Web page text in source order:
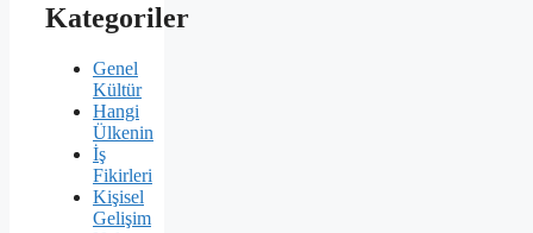
Kategoriler
Genel
Kültür
Hangi
Ülkenin
İş
Fikirleri
Kişisel
Gelişim